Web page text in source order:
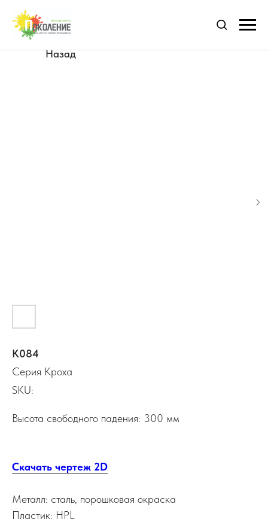
Назад
К084
Серия Кроха
SKU:
Высота свободного падения: 300 мм
Скачать чертеж 2D
Металл: сталь, порошковая окраска
Пластик: HPL